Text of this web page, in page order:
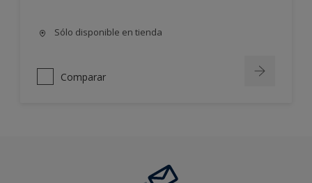
Sólo disponible en tienda
Comparar